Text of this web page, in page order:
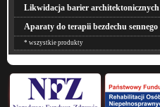
Likwidacja barier architektonicznych
Aparaty do terapii bezdechu sennego
* wszystkie produkty